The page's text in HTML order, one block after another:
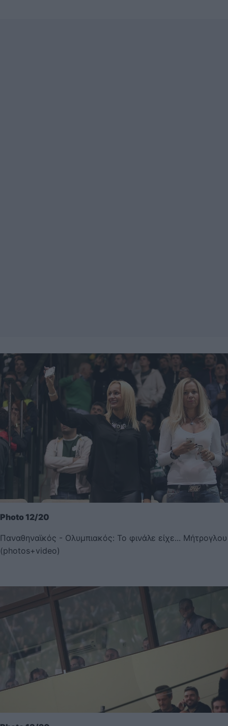
Photo 12/20
Παναθηναϊκός - Ολυμπιακός: Το φινάλε είχε... Μήτρογλου
(photos+video)